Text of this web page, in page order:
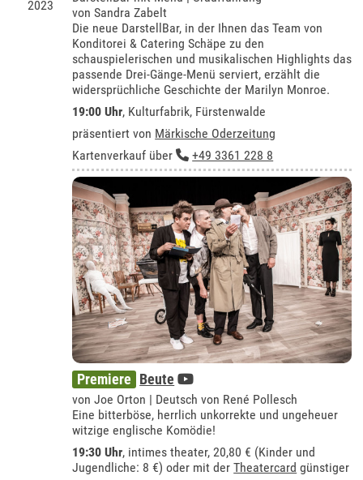
2023
von Sandra Zabelt
Die neue DarstellBar, in der Ihnen das Team von
Konditorei & Catering Schäpe zu den
schauspielerischen und musikalischen Highlights das
passende Drei-Gänge-Menü serviert, erzählt die
widersprüchliche Geschichte der Marilyn Monroe.
19:00 Uhr, Kulturfabrik, Fürstenwalde
präsentiert von Märkische Oderzeitung
Kartenverkauf über
+49 3361 228 8
Premiere Beute
von Joe Orton | Deutsch von René Pollesch
Eine bitterböse, herrlich unkorrekte und ungeheuer
witzige englische Komödie!
19:30 Uhr, intimes theater, 20,80 € (Kinder und
Jugendliche: 8 €) oder mit derTheatercard günstiger